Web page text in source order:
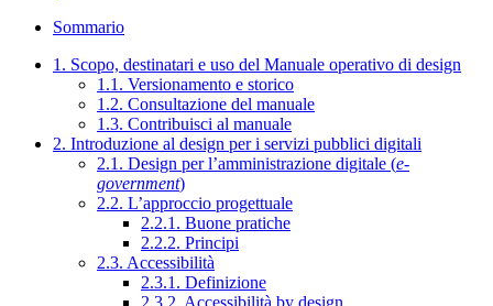
Sommario
1. Scopo, destinatari e uso del Manuale operativo di design
1.1. Versionamento e storico
1.2. Consultazione del manuale
1.3. Contribuisci al manuale
2. Introduzione al design per i servizi pubblici digitali
2.1. Design per l’amministrazione digitale (e-
government)
2.2. L’approccio progettuale
2.2.1. Buone pratiche
2.2.2. Principi
2.3. Accessibilità
2.3.1. Definizione
2.3.2. Accessibilità by design